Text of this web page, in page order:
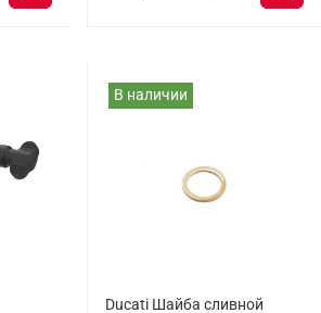
В наличии
Ducati Шайба сливной